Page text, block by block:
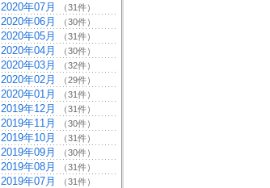
2020年07月 （31件）
2020年06月 （30件）
2020年05月 （31件）
2020年04月 （30件）
2020年03月 （32件）
2020年02月 （29件）
2020年01月 （31件）
2019年12月 （31件）
2019年11月 （30件）
2019年10月 （31件）
2019年09月 （30件）
2019年08月 （31件）
2019年07月 （31件）